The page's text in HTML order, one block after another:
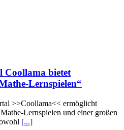
Coollama bietet
Lernspielen“
>>Coollama<< ermöglicht
Lernspielen und einer großen
[...]